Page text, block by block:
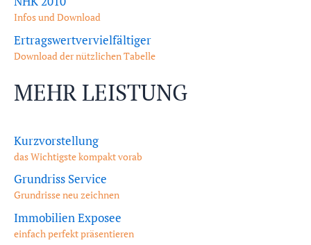
Infos und Download
Ertragswertvervielfältiger
Download der nützlichen Tabelle
MEHR LEISTUNG
Kurzvorstellung
das Wichtigste kompakt vorab
Grundriss Service
Grundrisse neu zeichnen
Immobilien Exposee
einfach perfekt präsentieren